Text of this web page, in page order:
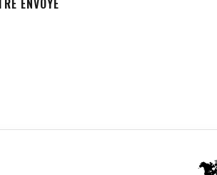
ENVOYÉ